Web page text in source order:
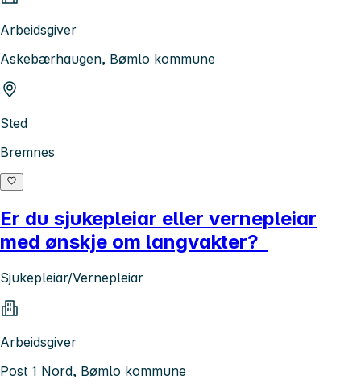
Arbeidsgiver
Askebærhaugen, Bømlo kommune
Sted
Bremnes
Er du sjukepleiar eller vernepleiar
med ønskje om langvakter?
Sjukepleiar/Vernepleiar
Arbeidsgiver
Post 1 Nord, Bømlo kommune